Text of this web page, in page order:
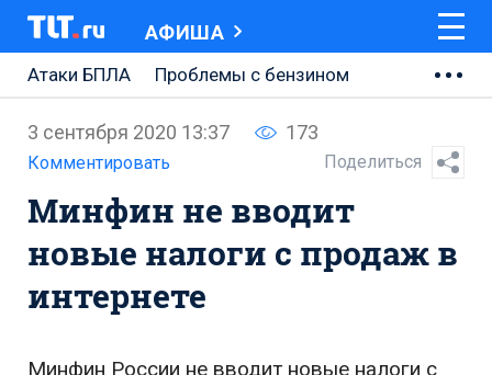
АФИША
Атаки БПЛА
Проблемы с бензином
АВТОВАЗ
Ремонт Центральной площади
Ремонт Обводного шоссе
Набережная Тольятти
Неделя Тольятти
3 сентября 2020 13:37 173
Комментировать Поделиться
Минфин не вводит
новые налоги с продаж в
интернете
Минфин России не вводит новые налоги с